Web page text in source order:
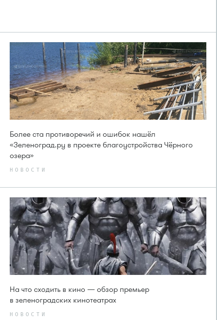
Более ста противоречий и ошибок нашёл
«Зеленоград.ру в проекте благоустройства Чёрного
озера»
НОВОСТИ
На что сходить в кино — обзор премьер
в зеленоградских кинотеатрах
НОВОСТИ